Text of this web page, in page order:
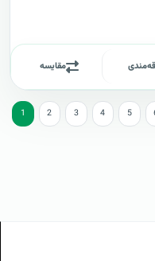
مقایسه
1 2 3 4 5